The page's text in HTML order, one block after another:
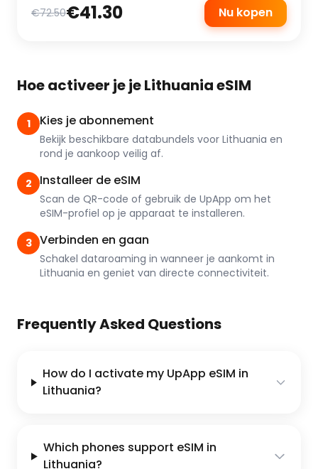
€72.50€41.30 Nu kopen
Hoe activeer je je Lithuania eSIM
1 Kies je abonnement
Bekijk beschikbare databundels voor Lithuania en
rond je aankoop veilig af.
2 Installeer de eSIM
Scan de QR-code of gebruik de UpApp om het
eSIM-profiel op je apparaat te installeren.
3 Verbinden en gaan
Schakel dataroaming in wanneer je aankomt in
Lithuania en geniet van directe connectiviteit.
Frequently Asked Questions
How do I activate my UpApp eSIM in
Lithuania?
Which phones support eSIM in
Lithuania?